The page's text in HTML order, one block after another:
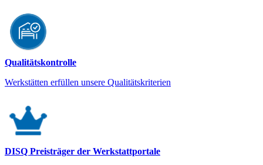
Qualitätskontrolle
Werkstätten erfüllen unsere Qualitätskriterien
DISQ Preisträger der Werkstattportale